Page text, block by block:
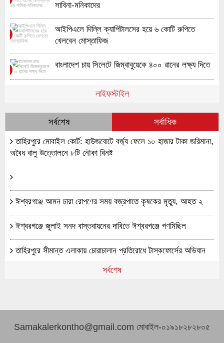
সাবিনা-মনিকাদের
আইপিএলে দিল্লি ক্যাপিটালসের হয়ে ৬ কোটি রুপিতে
খেলবেন মোস্তাফিজ
বাংলাদেশ চায় সিলেটে জিম্বাবুয়েকে ৪০০ রানের লক্ষ্য দিতে
লাইফস্টাইল
সর্বশেষ সর্বাধিক
তাহিরপুরে মোবাইল কোর্ট: হাউজবোটে বর্জ্য ফেলে ১০ হাজার টাকা জরিমানা,
অবৈধ বালু উত্তোলনে ৮টি নৌকা বিনষ্ট
ঈশ্বরগঞ্জে আমন চারা রোপণের সময় বজ্রপাতে কৃষকের মৃত্যু, আহত ২
ঈশ্বরগঞ্জে জুলাই সনদ বাস্তবায়নের দাবিতে ঈশ্বরগঞ্জে গণমিছিল
তাহিরপুরে সীমান্ত এলাকায় চোরাচালান প্রতিরোধে টাস্কফোর্সের অভিযান
ঈশ্বরগঞ্জে মোবাইল কোর্টে জব্দকৃত দুই বালুভর্তি ট্রলার ছিনতাই
দক্ষিণ গফরগাঁওয়ের উন্নয়নে ঐক্যের আহ্বান, তিন বছরেই বদলে যাবে
সর্বশেষ
Samakalerkontho@gmail.com মোবাইল-০১৯১৮২৮২৮০৫